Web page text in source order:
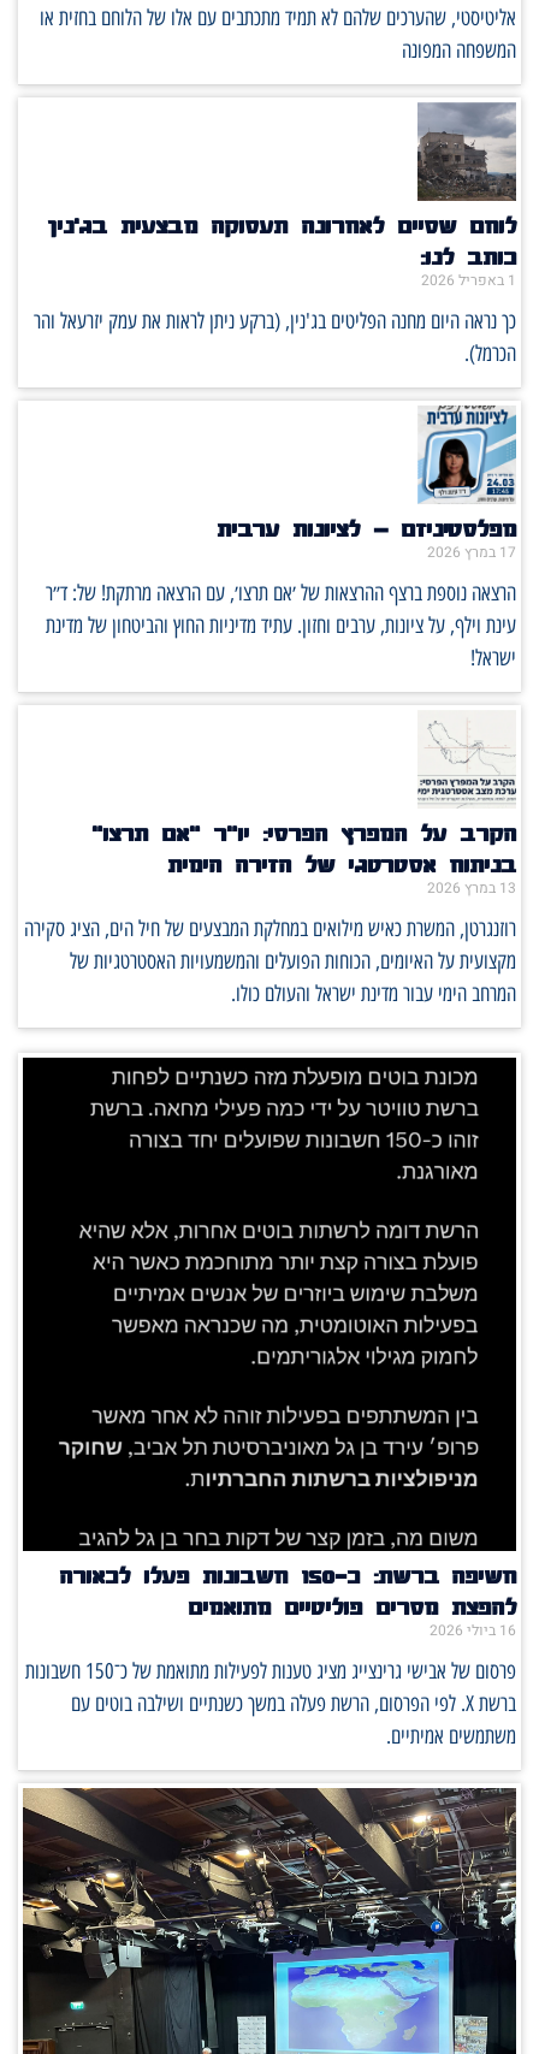
אליטיסטי, שהערכים שלהם לא תמיד מתכתבים עם אלו של הלוחם בחזית או
המשפחה המפונה
לוחם שסיים לאחרונה תעסוקה מבצעית בג'נין
כותב לנו:
1 באפריל 2026
כך נראה היום מחנה הפליטים בג'נין, (ברקע ניתן לראות את עמק יזרעאל והר
הכרמל).
מפלסטיניזם – לציונות ערבית
17 במרץ 2026
הרצאה נוספת ברצף ההרצאות של ׳אם תרצו׳, עם הרצאה מרתקת! של: ד״ר
עינת וילף, על ציונות, ערבים וחזון. עתיד מדיניות החוץ והביטחון של מדינת
ישראל!
הקרב על המפרץ הפרסי: יו"ר "אם תרצו"
בניתוח אסטרטגי של הזירה הימית
13 במרץ 2026
רוזנגרטן, המשרת כאיש מילואים במחלקת המבצעים של חיל הים, הציג סקירה
מקצועית על האיומים, הכוחות הפועלים והמשמעויות האסטרטגיות של
המרחב הימי עבור מדינת ישראל והעולם כולו.
חשיפה ברשת: כ־150 חשבונות פעלו לכאורה
להפצת מסרים פוליטיים מתואמים
16 ביולי 2026
פרסום של אבישי גרינצייג מציג טענות לפעילות מתואמת של כ־150 חשבונות
ברשת X. לפי הפרסום, הרשת פעלה במשך כשנתיים ושילבה בוטים עם
משתמשים אמיתיים.